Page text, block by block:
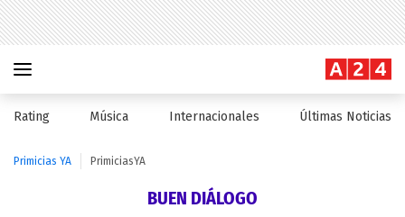
Rating Música Internacionales Últimas Noticias
Primicias YA PrimiciasYA
BUEN DIÁLOGO